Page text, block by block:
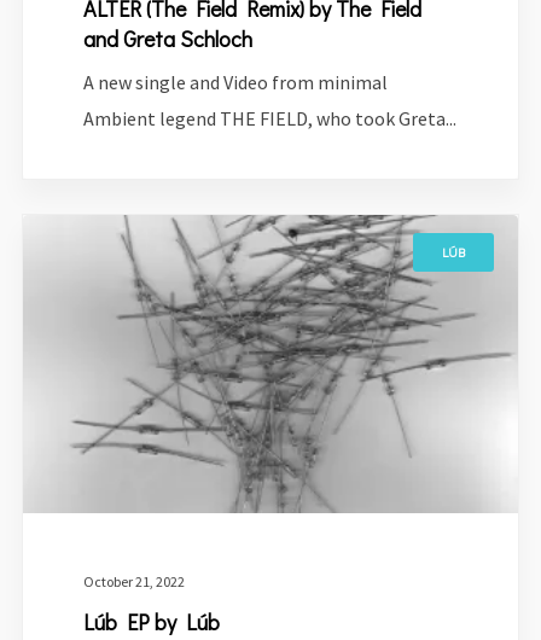
ALTER (The Field Remix) by The Field
and Greta Schloch
A new single and Video from minimal
Ambient legend THE FIELD, who took Greta...
LÚB
October 21, 2022
Lúb EP by Lúb